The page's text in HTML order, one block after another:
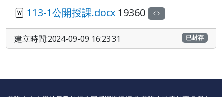
113-1公開授課.docx 19360
建立時間:2024-09-09 16:23:31 已封存